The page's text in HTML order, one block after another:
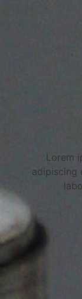
Lorem
adipiscing